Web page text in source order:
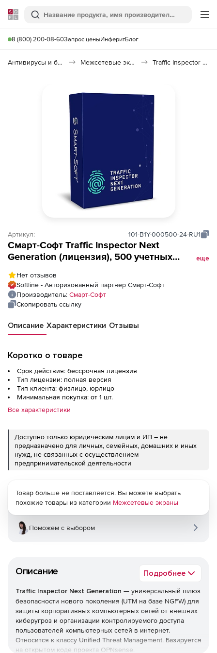
Softline
Поиск
8 (800) 200-08-60Запрос ценыИнферитБлог
Антивирусы и безопасность Межсетевые экраны Traffic Inspector Next Generation
Артикул: 101-B1Y-000500-24-RU1
Смарт-Cофт Traffic Inspector Next
Generation (лицензия), 500 учетных
еще
Нет отзывов
Softline - Авторизованный партнер Смарт-Cофт
Производитель: Смарт-Cофт
Скопировать ссылку
Описание Характеристики Отзывы
Коротко о товаре
Срок действия: бессрочная лицензия
Тип лицензии: полная версия
Тип клиента: физлицо, юрлицо
Минимальная покупка: от 1 шт.
Все характеристики
Доступно только юридическим лицам и ИП – не
предназначено для личных, семейных, домашних и иных
нужд, не связанных с осуществлением
предпринимательской деятельности
Описание Подробнее
Traffic Inspector Next Generation — универсальный шлюз
безопасности нового поколения (UTM на базе NGFW) для
защиты корпоративных компьютерных сетей от внешних
киберугроз и организации контролируемого доступа
пользователей компьютерных сетей в интернет.
Относится к классу Unified Threat Management. Базируется
на открытом коде проекта OPNsense.
Товар больше не поставляется. Вы можете выбрать
похожие товары из категории Межсетевые экраны
Поможем с выбором